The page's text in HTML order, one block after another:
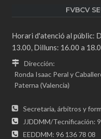
FVBCV
Horari d'atenció al públic:
13.00, Dilluns: 16.00 a
Dirección:
Ronda Isaac Peral y
Paterna (Valencia)
Secretaria, árbitros y
JJDDMM/Tecnificación:
EEDDMM: 96 136 78 08